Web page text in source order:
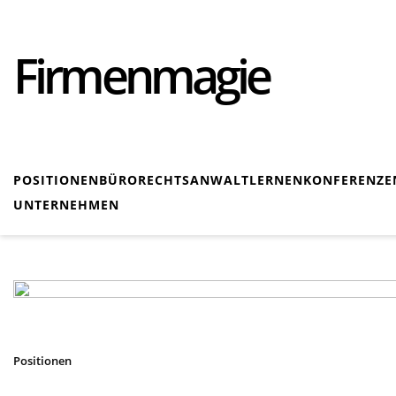
Firmenmagie
POSITIONENBÜRORECHTSANWALTLERNEN
UNTERNEHMEN
Positionen